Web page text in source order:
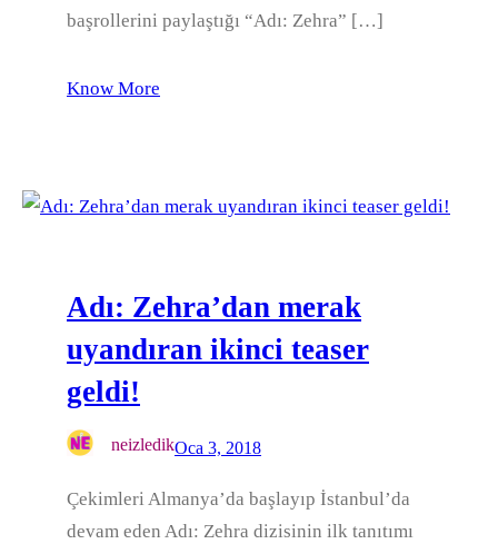
başrollerini paylaştığı “Adı: Zehra” […]
Know More
Adı: Zehra’dan merak
uyandıran ikinci teaser
geldi!
neizledikOca 3, 2018
Çekimleri Almanya’da başlayıp İstanbul’da
devam eden Adı: Zehra dizisinin ilk tanıtımı